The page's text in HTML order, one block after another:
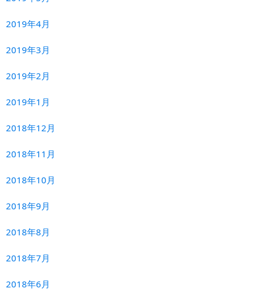
2019年4月
2019年3月
2019年2月
2019年1月
2018年12月
2018年11月
2018年10月
2018年9月
2018年8月
2018年7月
2018年6月